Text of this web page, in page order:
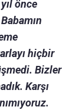
önce
hiçbir
Bizler
Karşı